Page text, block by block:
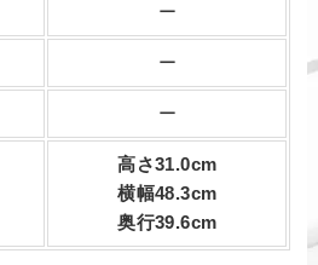
ー
ー
ー
高さ31.0cm
横幅48.3cm
奥行39.6cm